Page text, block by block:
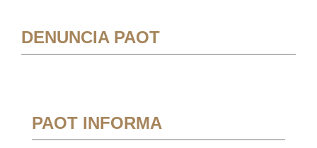
DENUNCIA PAOT
PAOT INFORMA